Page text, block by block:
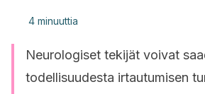
4 minuuttia
Neurologiset tekijät voivat
todellisuudesta irtautumisen